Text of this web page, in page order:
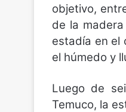
objetivo,
de la
estadía en el
el húmedo y
Luego de
Temuco, la